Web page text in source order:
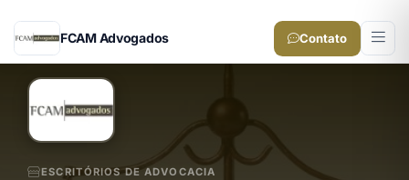
FCAM Advogados Contato
ESCRITÓRIOS DE ADVOCACIA